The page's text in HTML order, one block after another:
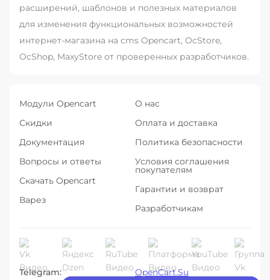
расширений, шаблонов и полезных материалов
для изменения функциональных возможностей
интернет-магазина на cms Opencart, OcStore,
OcShop, MaxyStore от проверенных разработчиков.
Модули Opencart
Скидки
Документация
Вопросы и ответы
Скачать Opencart
Варез
О нас
Оплата и доставка
Политика безопасности
Условия соглашения
покупателям
Гарантии и возврат
Разработчикам
Telegram: OpenCart.Su